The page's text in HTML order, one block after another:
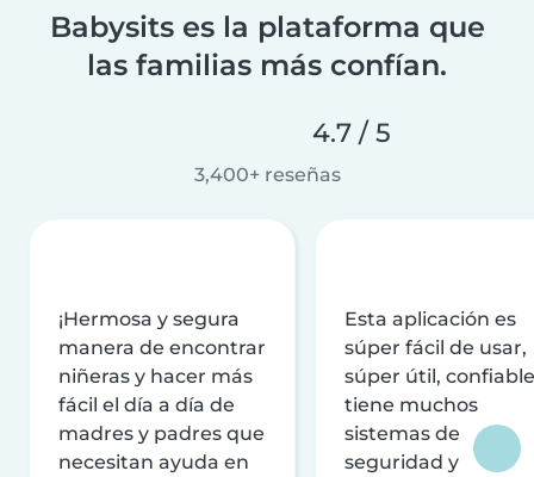
Babysits es la plataforma que
las familias más confían.
4.7 / 5
3,400+ reseñas
¡Hermosa y segura
manera de encontrar
niñeras y hacer más
fácil el día a día de
madres y padres que
necesitan ayuda en
Esta aplicación es
súper fácil de usar,
súper útil,
tiene muchos
sistemas de
seguridad y